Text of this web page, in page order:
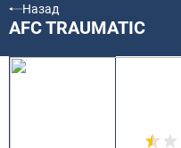
Назад
AFC TRAUMATIC